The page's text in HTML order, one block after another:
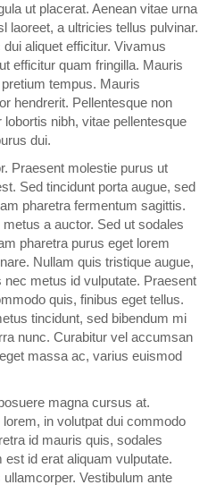
ut placerat. Aenean vitae urna
laoreet, a ultricies tellus pulvinar.
aliquet efficitur. Vivamus
efficitur quam fringilla. Mauris
tempus. Mauris
hendrerit. Pellentesque non
nibh, vitae pellentesque
dui.
Praesent molestie purus ut
Sed tincidunt porta augue, sed
pharetra fermentum sagittis.
a auctor. Sed ut sodales
pharetra purus eget lorem
Nullam quis tristique augue,
metus id vulputate. Praesent
quis, finibus eget tellus.
tincidunt, sed bibendum mi
nunc. Curabitur vel accumsan
massa ac, varius euismod
magna cursus at.
in volutpat dui commodo
id mauris quis, sodales
id erat aliquam vulputate.
Vestibulum ante